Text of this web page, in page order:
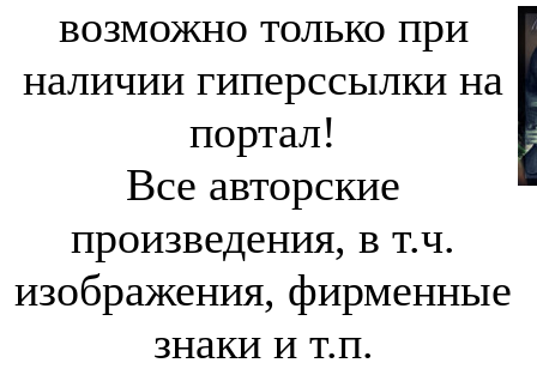
возможно только при
наличии гиперссылки на
портал!
Все авторские
произведения, в т.ч.
изображения, фирменные
знаки и т.п.